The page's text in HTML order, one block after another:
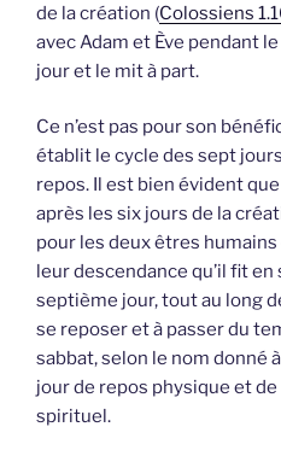
de la création (Colossiens
avec Adam et Ève pendant
jour et le mit à part.
Ce n’est pas pour son
établit le cycle des sept
repos. Il est bien évident
après les six jours de la
pour les deux êtres
leur descendance qu’il fit
septième jour, tout au long
se reposer et à passer du
sabbat, selon le nom donné
jour de repos physique et
spirituel.